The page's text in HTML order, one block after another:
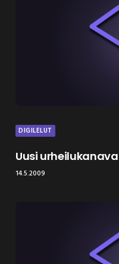
DIGILELUT
Uusi
14.5.2009